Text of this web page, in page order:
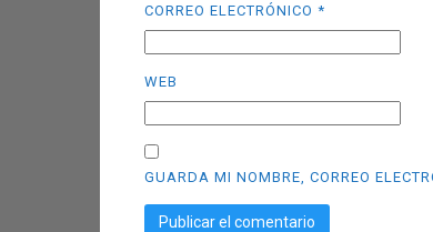
CORREO ELECTRÓNICO*
WEB
GUARDA MI NOMBRE, CORREO